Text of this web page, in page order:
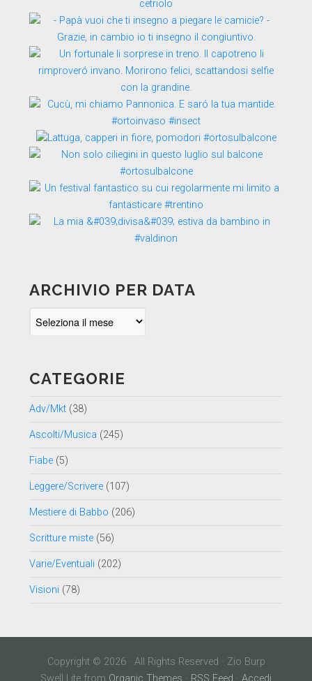
ARCHIVIO PER DATA
CATEGORIE
Adv/Mkt(38)
Ascolti/Musica (245)
Fiabe(5)
Leggere/Scrivere(107)
Mestiere di Babbo (206)
Scritture miste(56)
Varie/Eventuali (202)
Visioni (78)
Copyright © 2026 · All Rights Reserved · Zio Burp
Swell Lite from Organic Themes · RSS Feed · Accedi